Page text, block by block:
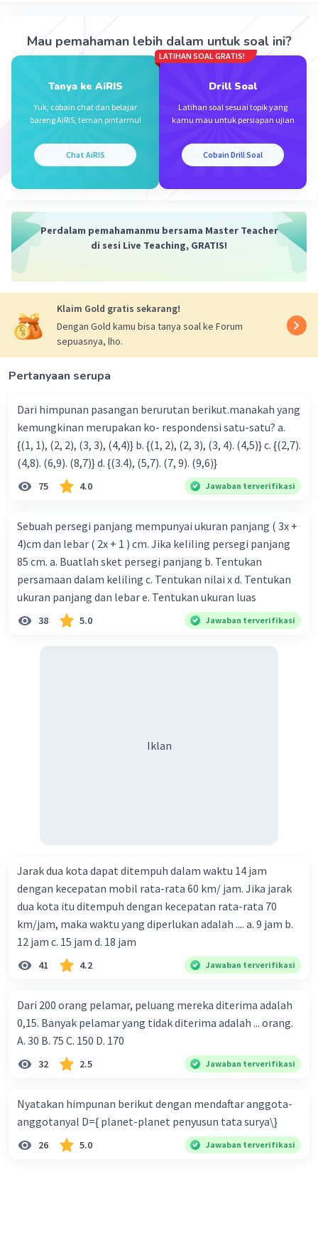
Jadi, jawaban yang benar adalah A.
Mau pemahaman lebih dalam untuk soal ini?
Tanya ke AiRIS
Yuk, cobain chat dan belajar
bareng AiRIS, teman pintarmu!
Chat AiRIS
LATIHAN SOAL GRATIS!
Drill Soal
Latihan soal sesuai topik yang
kamu mau untuk persiapan ujian
Cobain Drill Soal
Perdalam pemahamanmu bersama Master Teacher
di sesi Live Teaching, GRATIS!
Klaim Gold gratis sekarang!
Dengan Gold kamu bisa tanya soal ke Forum
sepuasnya, lho.
Pertanyaan serupa
Dari himpunan pasangan berurutan berikut.manakah yang
kemungkinan merupakan ko- respondensi satu-satu? a.
{(1, 1), (2, 2), (3, 3), (4,4)} b. {(1, 2), (2, 3), (3, 4). (4,5)} c. {(2,7).
(4,8). (6,9). (8,7)} d. {(3.4), (5,7). (7, 9). (9,6)}
75 4.0 Jawaban terverifikasi
Sebuah persegi panjang mempunyai ukuran panjang ( 3x +
4)cm dan lebar ( 2x + 1 ) cm. Jika keliling persegi panjang
85 cm. a. Buatlah sket persegi panjang b. Tentukan
persamaan dalam keliling c. Tentukan nilai x d. Tentukan
ukuran panjang dan lebar e. Tentukan ukuran luas
38 5.0 Jawaban terverifikasi
Iklan
Jarak dua kota dapat ditempuh dalam waktu 14 jam
dengan kecepatan mobil rata-rata 60 km/ jam. Jika jarak
dua kota itu ditempuh dengan kecepatan rata-rata 70
km/jam, maka waktu yang diperlukan adalah .... a. 9 jam b.
12 jam c. 15 jam d. 18 jam
41 4.2 Jawaban terverifikasi
Dari 200 orang pelamar, peluang mereka diterima adalah
0,15. Banyak pelamar yang tidak diterima adalah ... orang.
A. 30 B. 75 C. 150 D. 170
32 2.5 Jawaban terverifikasi
Nyatakan himpunan berikut dengan mendaftar anggota-
anggotanyal D={ planet-planet penyusun tata surya\}
26 5.0 Jawaban terverifikasi